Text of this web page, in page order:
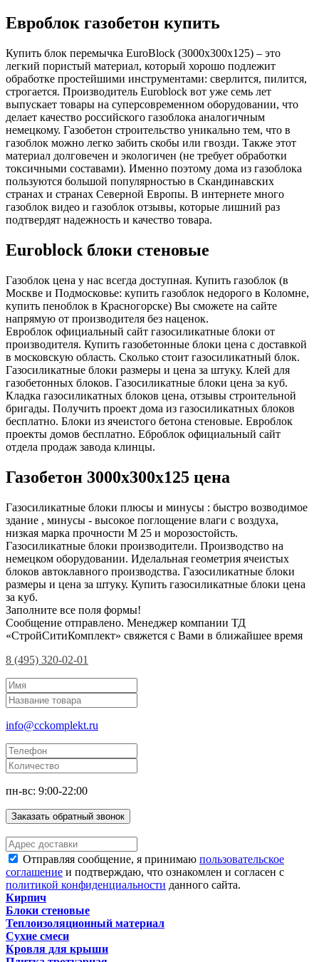
Евроблок газобетон купить
Купить блок перемычка EuroBlock (3000х300х125) – это
легкий пористый материал, который хорошо подлежит
обработке простейшими инструментами: сверлится, пилится,
строгается. Производитель Euroblock вот уже семь лет
выпускает товары на суперсовременном оборудовании, что
делает качество российского газоблока аналогичным
немецкому. Газобетон строительство уникально тем, что в
газоблок можно легко забить скобы или гвозди. Также этот
материал долговечен и экологичен (не требует обработки
токсичными составами). Именно поэтому дома из газоблока
пользуются большой популярностью в Скандинавских
странах и странах Северной Европы. В интернете много
газоблок видео и газоблок отзывы, которые лишний раз
подтвердят надежность и качество товара.
Euroblock блоки стеновые
Газоблок цена у нас всегда доступная. Купить газоблок (в
Москве и Подмосковье: купить газоблок недорого в Коломне,
купить пеноблок в Красногорске) Вы сможете на сайте
напрямую от производителя без наценок.
Евроблок официальный сайт газосиликатные блоки от
производителя. Купить газобетонные блоки цена с доставкой
в московскую область. Сколько стоит газосиликатный блок.
Газосиликатные блоки размеры и цена за штуку. Клей для
газобетонных блоков. Газосиликатные блоки цена за куб.
Кладка газосиликатных блоков цена, отзывы строительной
бригады. Получить проект дома из газосиликатных блоков
бесплатно. Блоки из ячеистого бетона стеновые. Евроблок
проекты домов бесплатно. Еброблок официальный сайт
отдела продаж завода клинцы.
Газобетон 3000х300х125 цена
Газосиликатные блоки плюсы и минусы : быстро возводимое
здание , минусы - высокое поглощение влаги с воздуха,
низкая марка прочности М 25 и морозостойсть.
Газосиликатные блоки производители. Производство на
немецком оборудовании. Иделальная геометрия ячеистых
блоков автоклавного производства. Газосиликатные блоки
размеры и цена за штуку. Купить газосиликатные блоки цена
за куб.
Заполните все поля формы!
Сообщение отправлено. Менеджер компании ТД
«СтройСитиКомплект» свяжется с Вами в ближайшее время
8 (495) 320-02-01
info@cckomplekt.ru
пн-вс: 9:00-22:00
Заказать обратный звонок
Отправляя сообщение, я принимаю пользовательское
соглашение и подтверждаю, что ознакомлен и согласен с
политикой конфиденциальности данного сайта.
Кирпич
Блоки стеновые
Теплоизоляционный материал
Сухие смеси
Кровля для крыши